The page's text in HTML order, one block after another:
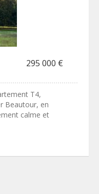
295 000 €
T4,
Beautour, en
calme et